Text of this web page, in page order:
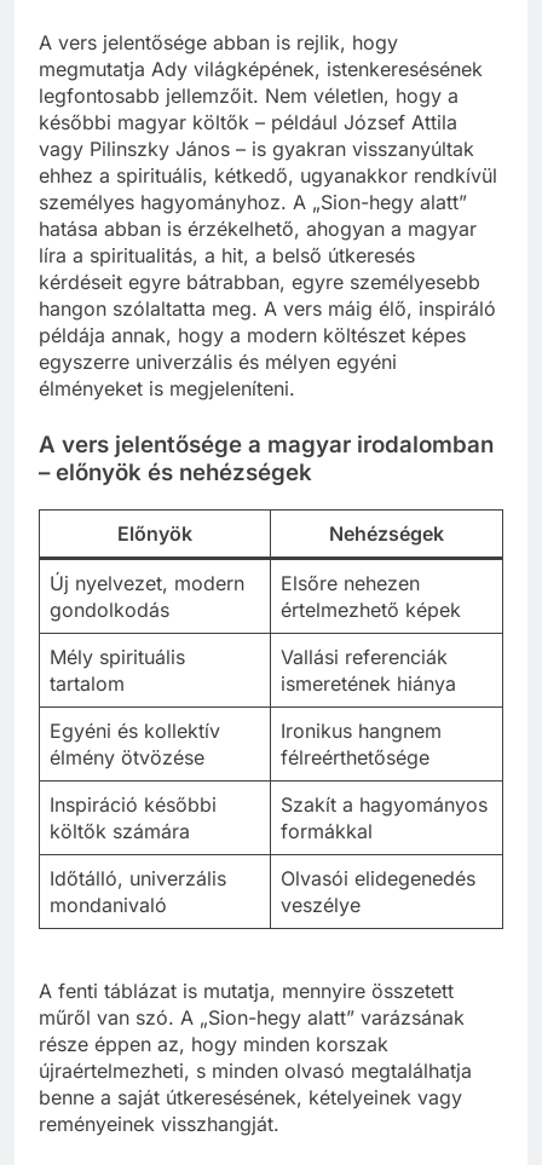
A vers jelentősége abban is rejlik, hogy
megmutatja Ady világképének, istenkeresésének
legfontosabb jellemzőit. Nem véletlen, hogy a
későbbi magyar költők – például József Attila
vagy Pilinszky János – is gyakran visszanyúltak
ehhez a spirituális, kétkedő, ugyanakkor rendkívül
személyes hagyományhoz. A „Sion-hegy alatt”
hatása abban is érzékelhető, ahogyan a magyar
líra a spiritualitás, a hit, a belső útkeresés
kérdéseit egyre bátrabban, egyre személyesebb
hangon szólaltatta meg. A vers máig élő, inspiráló
példája annak, hogy a modern költészet képes
egyszerre univerzális és mélyen egyéni
élményeket is megjeleníteni.
A vers jelentősége a magyar irodalomban
– előnyök és nehézségek
Előnyök Nehézségek
Új nyelvezet, modern
gondolkodás
Elsőre nehezen
értelmezhető képek
Mély spirituális
tartalom
Vallási referenciák
ismeretének hiánya
Egyéni és kollektív
élmény ötvözése
Ironikus hangnem
félreérthetősége
Inspiráció későbbi
költők számára
Szakít a hagyományos
formákkal
Időtálló, univerzális
mondanivaló
Olvasói elidegenedés
veszélye
A fenti táblázat is mutatja, mennyire összetett
műről van szó. A „Sion-hegy alatt” varázsának
része éppen az, hogy minden korszak
újraértelmezheti, s minden olvasó megtalálhatja
benne a saját útkeresésének, kételyeinek vagy
reményeinek visszhangját.